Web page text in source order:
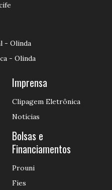
- Olinda
- Olinda
Imprensa
Clipagem Eletrônica
Notícias
Bolsas e
Financiamentos
Prouni
Fies